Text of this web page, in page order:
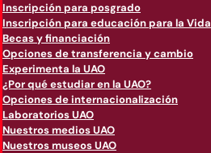
Inscripción para posgrado
Inscripción para educación para la Vida
Becas y financiación
Opciones de transferencia y cambio
Experimenta la UAO
¿Por qué estudiar en la UAO?
Opciones de internacionalización
Laboratorios UAO
Nuestros medios UAO
Nuestros museos UAO